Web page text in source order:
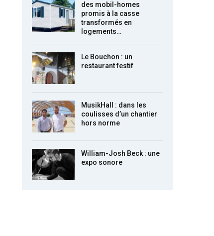
des mobil-homes
promis à la casse
transformés en
logements…
Le Bouchon : un
restaurant festif
MusikHall : dans les
coulisses d’un chantier
hors norme
William-Josh Beck : une
expo sonore